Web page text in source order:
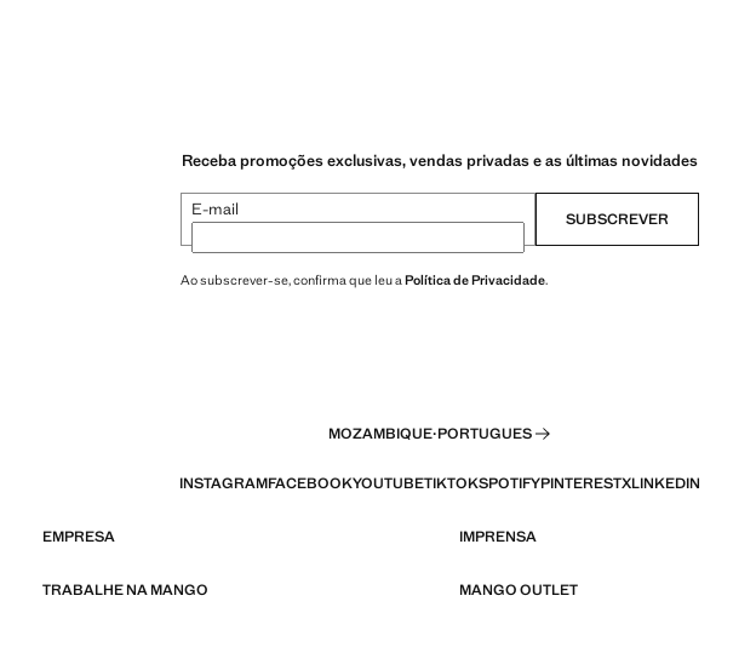
Receba promoções exclusivas, vendas privadas e as últimas novidades
E-mail SUBSCREVER
Ao subscrever-se, confirma que leu aPolítica de Privacidade.
MOZAMBIQUE·PORTUGUES
INSTAGRAMFACEBOOKYOUTUBETIKTOKSPOTIFYPINTERESTXLINKEDIN
EMPRESA IMPRENSA
TRABALHE NA MANGO MANGO OUTLET